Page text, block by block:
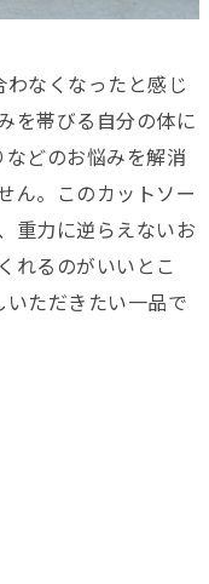
なくなったと感じ
を帯びる自分の体に
どのお悩みを解消
ん。このカットソー
重力に逆らえないお
れるのがいいとこ
ただきたい一品で